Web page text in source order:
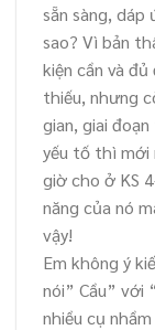
sẵn sàng,
sao? Vì bản
kiện cần và
thiếu, nhưng
gian, giai
yếu tố thì mới
giờ cho ở KS
năng của nó
vậy!
Em không ý
nói” Cầu” với
nhiều cụ